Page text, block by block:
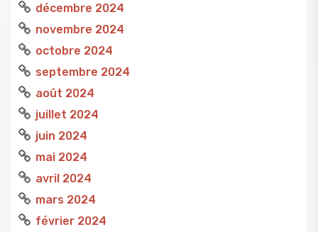
décembre 2024
novembre 2024
octobre 2024
septembre 2024
août 2024
juillet 2024
juin 2024
mai 2024
avril 2024
mars 2024
février 2024